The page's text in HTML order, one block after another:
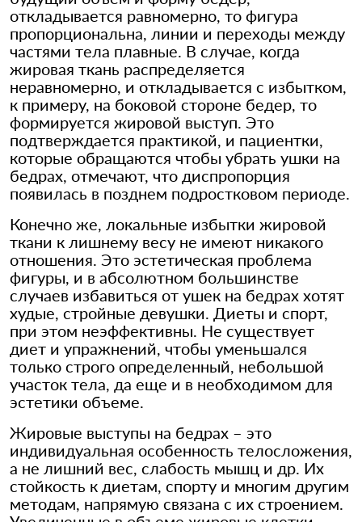
откладывается равномерно, то фигура
пропорциональна, линии и переходы между
частями тела плавные. В случае, когда
жировая ткань распределяется
неравномерно, и откладывается с избытком,
к примеру, на боковой стороне бедер, то
формируется жировой выступ. Это
подтверждается практикой, и пациентки,
которые обращаются чтобы убрать ушки на
бедрах, отмечают, что диспропорция
появилась в позднем подростковом периоде.
Конечно же, локальные избытки жировой
ткани к лишнему весу не имеют никакого
отношения. Это эстетическая проблема
фигуры, и в абсолютном большинстве
случаев избавиться от ушек на бедрах хотят
худые, стройные девушки. Диеты и спорт,
при этом неэффективны. Не существует
диет и упражнений, чтобы уменьшался
только строго определенный, небольшой
участок тела, да еще и в необходимом для
эстетики объеме.
Жировые выступы на бедрах – это
индивидуальная особенность телосложения,
а не лишний вес, слабость мышц и др. Их
стойкость к диетам, спорту и многим другим
методам, напрямую связана с их строением.